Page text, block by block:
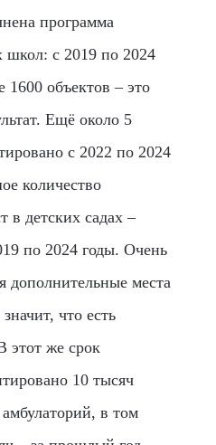
программа
школ: с 2019 по 2024
1600 объектов – это
Ещё около 5
с 2022 по 2024
количество
в детских садах –
по 2024 годы. Очень
дополнительные места
что есть
этот же срок
10 тысяч
в том